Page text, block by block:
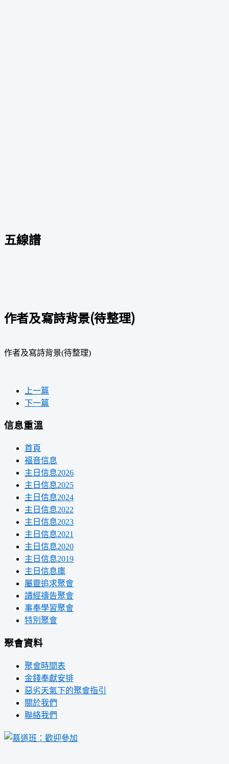
五線譜
作者及寫詩背景(待整理)
作者及寫詩背景(待整理)
上一篇
下一篇
信息重溫
首頁
福音信息
主日信息2026
主日信息2025
主日信息2024
主日信息2022
主日信息2023
主日信息2021
主日信息2020
主日信息2019
主日信息庫
屬靈追求聚會
讀經禱告聚會
事奉學習聚會
特別聚會
聚會資料
聚會時間表
金錢奉獻安排
惡劣天氣下的聚會指引
關於我們
聯絡我們